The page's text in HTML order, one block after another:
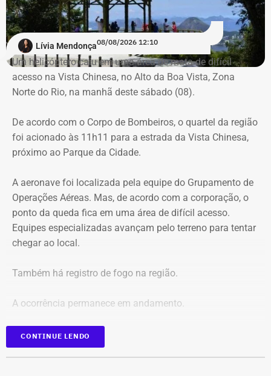
criança de 2 anos — Foto: Reprodução.
O pedido de Búzios à Justiça
Em caráter urgente, antes da apresentação da defesa das
empresas, a prefeitura solicitou:
Preservação integral dos registros dos nove perfis;
Identificação de anunciantes e financiadores;
Retirada das publicações relacionadas no processo;
Suspensão temporária de contas que não fossem
Proibição de distribuição paga por contas ainda não
mobilizados.
Para dar apoio às buscas do Corpo de Bombeiros, o
ICMBio informou que um pequeno e restrito trecho da
Estrada da Vista Chinesa, em frente ao pagode chinês da
Vista Chinesa, foi interditado. A Vista Chinesa fica dentro
do Parque Nacional da Tijuca
Lívia Mendonça08/08/2026 12:10
Um helicóptero caiu em uma área de mata de difícil
acesso na Vista Chinesa, no Alto da Boa Vista, Zona
Norte do Rio, na manhã deste sábado (08).
De acordo com o Corpo de Bombeiros, o quartel da região
foi acionado às 11h11 para a estrada da Vista Chinesa,
próximo ao Parque da Cidade.
A aeronave foi localizada pela equipe do Grupamento de
Operações Aéreas. Mas, de acordo com a corporação, o
ponto da queda fica em uma área de difícil acesso.
Equipes especializadas avançam pelo terreno para tentar
chegar ao local.
Também há registro de fogo na região.
A ocorrência permanece em andamento.
*Em atualização
CONTINUE LENDO